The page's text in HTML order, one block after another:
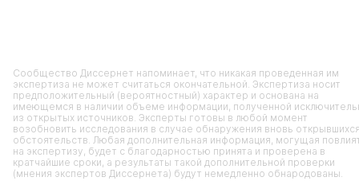
Сообщество Диссернет напоминает, что никакая проведенная им
экспертиза не может считаться окончательной. Экспертиза носит
предположительный (вероятностный) характер и основана на
имеющемся в наличии объеме информации, полученной
из открытых источников. Эксперты готовы в любой момент
возобновить исследования в случае обнаружения вновь
обстоятельств. Любая дополнительная информация, могущая
на экспертизу, будет с благодарностью принята и проверена в
кратчайшие сроки, а результаты такой дополнительной проверки
(мнения экспертов Диссернета) будут немедленно обнародованы.